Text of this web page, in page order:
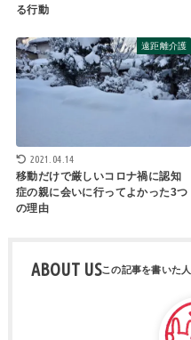
る行動
遠距離介護
2021.04.14
移動だけで厳しいコロナ禍に認知
症の親に会いに行ってよかった3つ
の理由
ABOUT US